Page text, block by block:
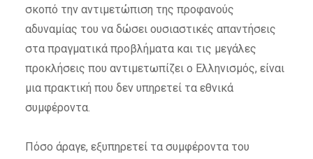
σκοπό την αντιμετώπιση της προφανούς
αδυναμίας του να δώσει ουσιαστικές απαντήσεις
στα πραγματικά προβλήματα και τις μεγάλες
προκλήσεις που αντιμετωπίζει ο Ελληνισμός, είναι
μια πρακτική που δεν υπηρετεί τα εθνικά
συμφέροντα.
Πόσο άραγε, εξυπηρετεί τα συμφέροντα του